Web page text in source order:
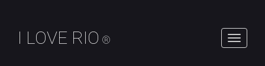
geçiş
gezinti
I LOVE RIO ®